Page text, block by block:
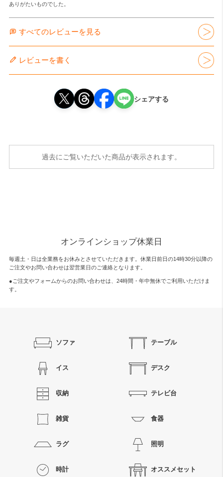
ありがたいものでした。
すべてのレビューを見る
レビューを書く
シェアする
過去にご覧いただいた商品が表示されます。
オンラインショップ休業日
毎週土・日は全業務をお休みとさせていただきます。休業日前日の14時30分以降の
ご注文やお問い合わせは翌営業日のご連絡となります。
●ご注文やフォームからのお問い合わせは、 24時間・年中無休でご利用いただけま
す。
ソファ テーブル
イス デスク
収納 テレビ台
雑貨 食器
ラグ 照明
時計 オススメセット